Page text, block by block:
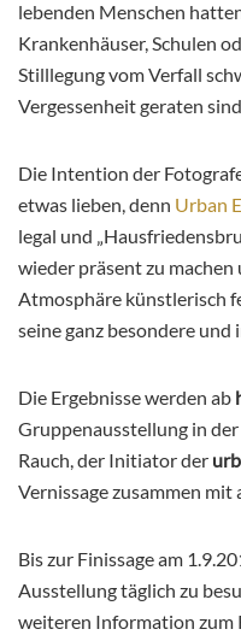
lebenden Menschen
Krankenhäuser, Schulen
Stilllegung vom Verfall
Vergessenheit geraten
Die Intention der
etwas lieben, denn Urban
legal und
wieder präsent zu
Atmosphäre künstlerisch
seine ganz besondere
Die Ergebnisse werden ab
Gruppenausstellung in
Rauch, der Initiator der
Vernissage zusammen mit
Bis zur Finissage am
Ausstellung täglich zu
weiteren Information zum